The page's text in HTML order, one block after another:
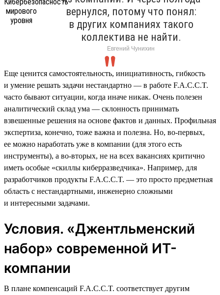
вернулся, потому что понял:
в других компаниях такого
коллектива не найти.
Евгений Чунихин
Еще ценится самостоятельность, инициативность, гибкость
и умение решать задачи нестандартно — в работе F.A.C.C.T.
часто бывают ситуации, когда иначе никак. Очень полезен
аналитический склад ума — склонность принимать
взвешенные решения на основе фактов и данных. Профильная
экспертиза, конечно, тоже важна и полезна. Но, во-первых,
ее можно наработать уже в компании (для этого есть
инструменты), а во-вторых, не на всех вакансиях критично
иметь особые «скиллы киберразведчика». Например, для
разработчиков продукты F.A.C.C.T. — это просто предметная
область с нестандартными, инженерно сложными
и интересными задачами.
Условия. «Джентльменский
набор» современной ИТ-
компании
В плане компенсаций F.A.C.C.T. соответствует другим